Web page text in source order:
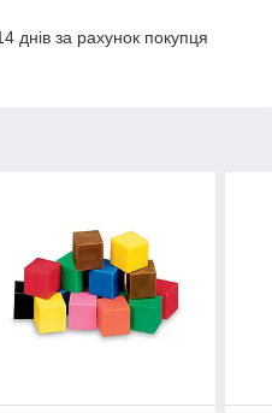
днів за рахунок покупця